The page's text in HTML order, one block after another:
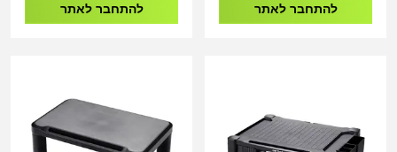
להתחבר לאתר
להתחבר לאתר